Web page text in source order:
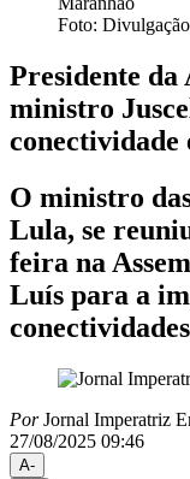
Foto: Divulgação
Presidente da
ministro
conectividade
O ministro
Lula, se
feira na
Luís para a
PorJornal Imperatriz
27/08/2025 09:46
A-